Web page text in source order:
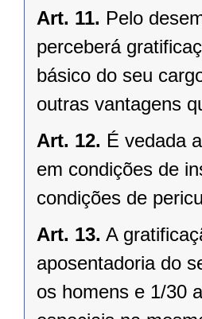
Art. 11. Pelo
perceberá
básico do seu
outras vantagens
Art. 12. É vedada
em condições de
condições de
Art. 13. A
aposentadoria do
os homens e 1/30